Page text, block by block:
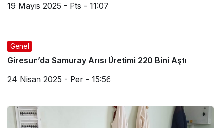
19 Mayıs 2025 - Pts - 11:07
Genel
Giresun’da Samuray Arısı Üretimi 220 Bini Aştı
24 Nisan 2025 - Per - 15:56